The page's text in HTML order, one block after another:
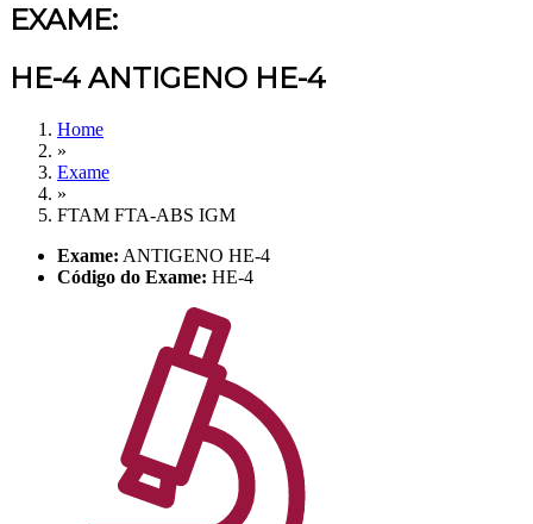
EXAME:
HE-4 ANTIGENO HE-4
Home
»
Exame
»
FTAM FTA-ABS IGM
Exame: ANTIGENO HE-4
Código do Exame: HE-4